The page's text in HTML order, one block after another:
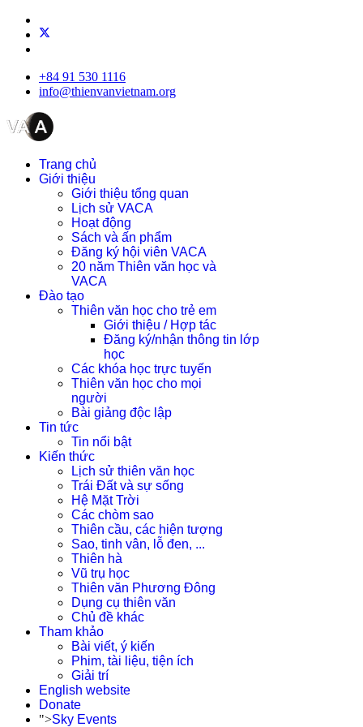
+84 91 530 1116
info@thienvanvietnam.org
Trang chủ
Giới thiệu
Giới thiệu tổng quan
Lịch sử VACA
Hoạt động
Sách và ấn phẩm
Đăng ký hội viên VACA
20 năm Thiên văn học và
VACA
Đào tạo
Thiên văn học cho trẻ em
Giới thiệu / Hợp tác
Đăng ký/nhận thông tin lớp
học
Các khóa học trực tuyến
Thiên văn học cho mọi
người
Bài giảng độc lập
Tin tức
Tin nổi bật
Kiến thức
Lịch sử thiên văn học
Trái Đất và sự sống
Hệ Mặt Trời
Các chòm sao
Thiên cầu, các hiện tượng
Sao, tinh vân, lỗ đen, ...
Thiên hà
Vũ trụ học
Thiên văn Phương Đông
Dụng cụ thiên văn
Chủ đề khác
Tham khảo
Bài viết, ý kiến
Phim, tài liệu, tiện ích
Giải trí
English website
Donate
">Sky Events